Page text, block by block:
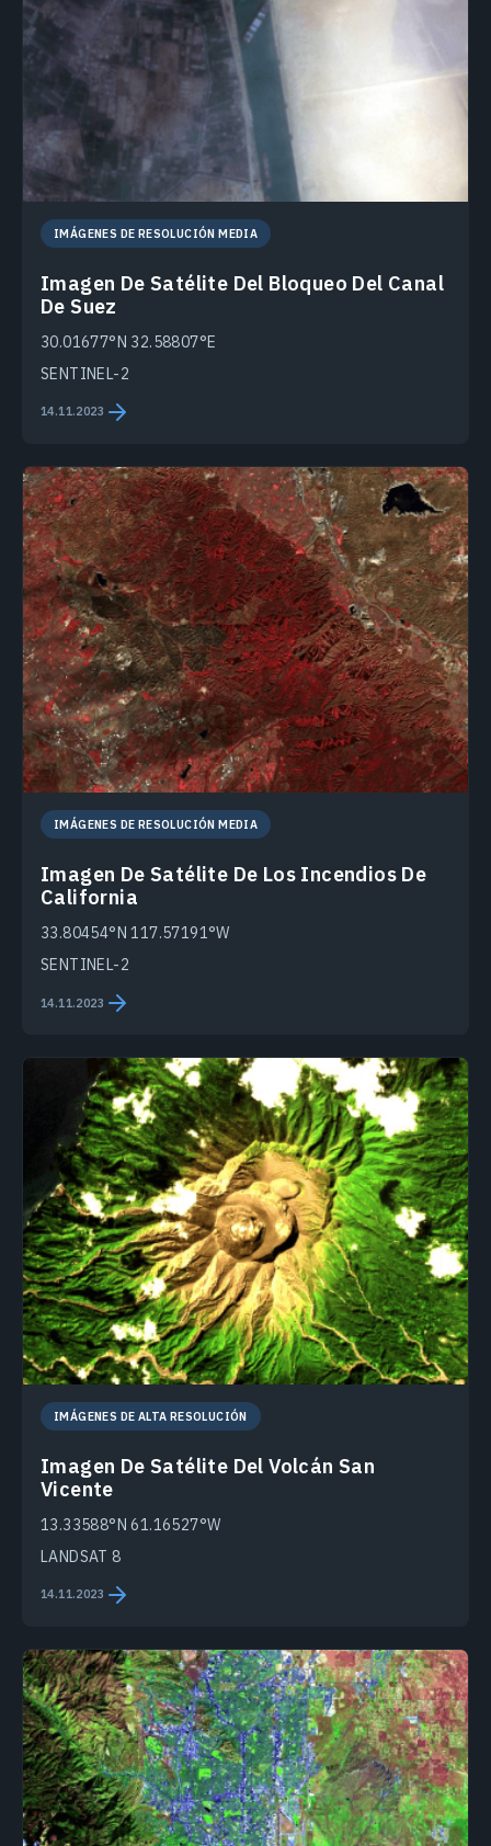
IMÁGENES DE RESOLUCIÓN MEDIA
Imagen De Satélite Del Bloqueo Del Canal
De Suez
30.01677°N 32.58807°E
SENTINEL-2
14.11.2023
IMÁGENES DE RESOLUCIÓN MEDIA
Imagen De Satélite De Los Incendios De
California
33.80454°N 117.57191°W
SENTINEL-2
14.11.2023
IMÁGENES DE ALTA RESOLUCIÓN
Imagen De Satélite Del Volcán San
Vicente
13.33588°N 61.16527°W
LANDSAT 8
14.11.2023